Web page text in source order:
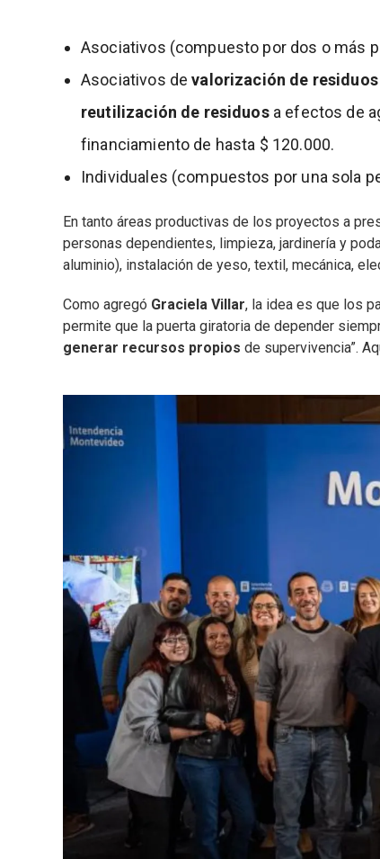
Asociativos (compuesto por dos o más
Asociativos devalorización de residuos
reutilización de residuosa efectos de
financiamiento de hasta $ 120.000.
Individuales (compuestos por una sola
En tanto áreas productivas de los proyectos a
personas dependientes, limpieza, jardinería y
aluminio), instalación de yeso, textil, mecánica,
Como agregó Graciela Villar, la idea es que los
permite que la puerta giratoria de depender
generar recursos propios de supervivencia”.